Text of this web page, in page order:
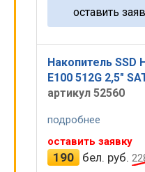
оставить
Накопитель SSD
E100 512G 2,5"
артикул 52560
подробнее
оставить заявку
190 бел. руб.